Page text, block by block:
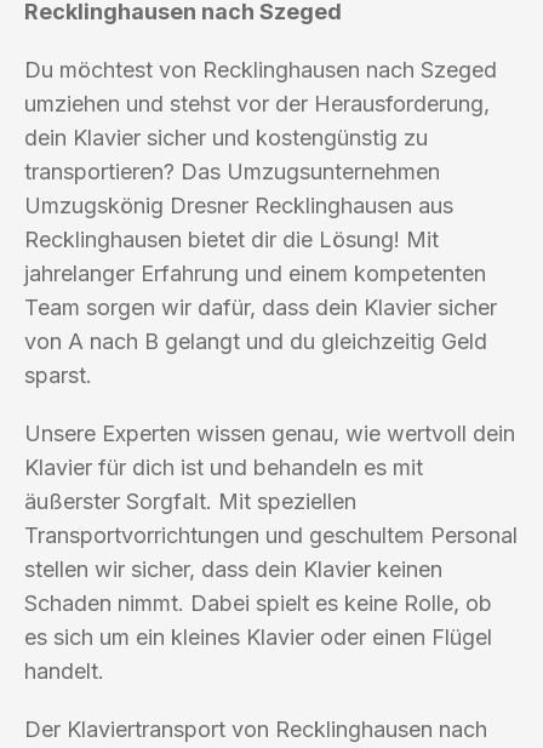
Recklinghausen nach Szeged
Du möchtest von Recklinghausen nach Szeged
umziehen und stehst vor der Herausforderung,
dein Klavier sicher und kostengünstig zu
transportieren? Das Umzugsunternehmen
Umzugskönig Dresner Recklinghausen aus
Recklinghausen bietet dir die Lösung! Mit
jahrelanger Erfahrung und einem kompetenten
Team sorgen wir dafür, dass dein Klavier sicher
von A nach B gelangt und du gleichzeitig Geld
sparst.
Unsere Experten wissen genau, wie wertvoll dein
Klavier für dich ist und behandeln es mit
äußerster Sorgfalt. Mit speziellen
Transportvorrichtungen und geschultem Personal
stellen wir sicher, dass dein Klavier keinen
Schaden nimmt. Dabei spielt es keine Rolle, ob
es sich um ein kleines Klavier oder einen Flügel
handelt.
Der Klaviertransport von Recklinghausen nach